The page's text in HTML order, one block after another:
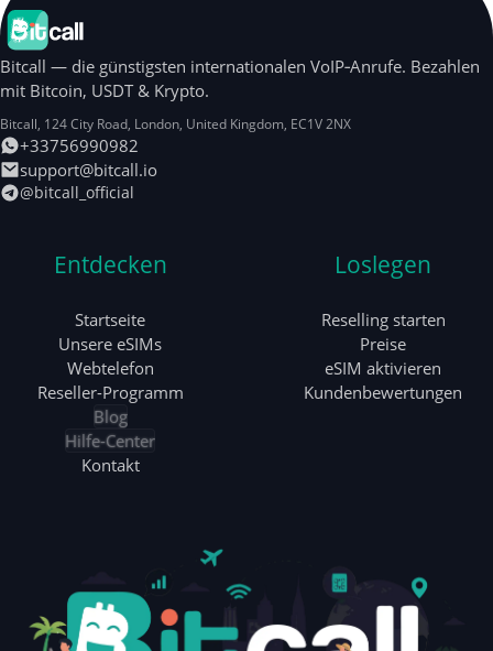
Bitcall — die günstigsten internationalen VoIP‑Anrufe. Bezahlen
mit Bitcoin, USDT & Krypto.
Bitcall, 124 City Road, London, United Kingdom, EC1V 2NX
+33756990982
support@bitcall.io
@bitcall_official
Entdecken
Startseite
Unsere eSIMs
Webtelefon
Reseller-Programm
Blog
Hilfe-Center
Kontakt
Loslegen
Reselling starten
Preise
eSIM aktivieren
Kundenbewertungen